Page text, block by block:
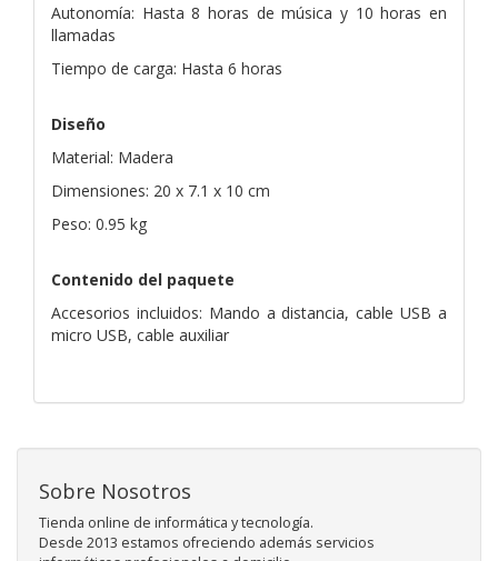
Autonomía: Hasta 8 horas de música y 10 horas en
llamadas
Tiempo de carga: Hasta 6 horas
Diseño
Material: Madera
Dimensiones: 20 x 7.1 x 10 cm
Peso: 0.95 kg
Contenido del paquete
Accesorios incluidos: Mando a distancia, cable USB a
micro USB, cable auxiliar
Sobre Nosotros
Tienda online de informática y tecnología.
Desde 2013 estamos ofreciendo además servicios